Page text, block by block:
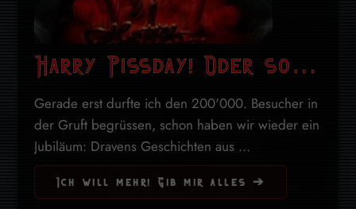
Harry Pissday! Oder so…
Gerade erst durfte ich den 200'000. Besucher in
der Gruft begrüssen, schon haben wir wieder ein
Jubiläum: Dravens Geschichten aus ...
Ich will mehr! Gib mir alles ➔